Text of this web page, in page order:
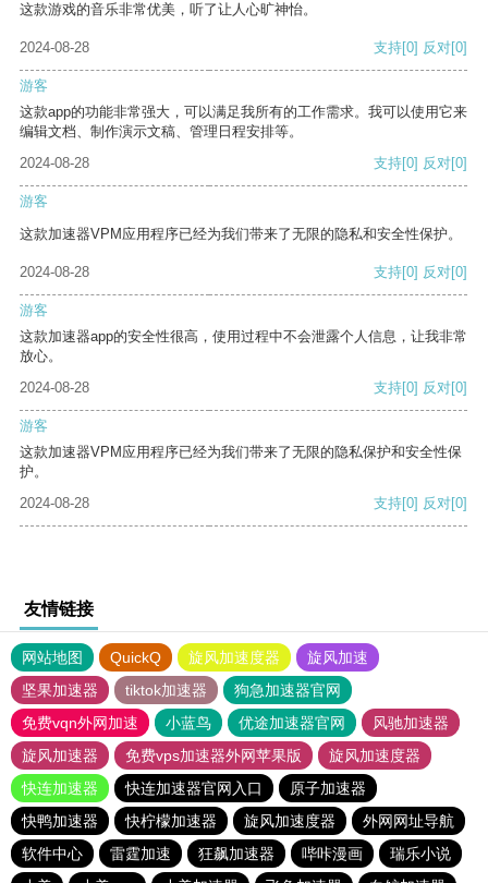
这款游戏的音乐非常优美，听了让人心旷神怡。
2024-08-28 支持[0] 反对[0]
游客
这款app的功能非常强大，可以满足我所有的工作需求。我可以使用它来
编辑文档、制作演示文稿、管理日程安排等。
2024-08-28
支持[0] 反对[0]
游客
这款加速器VPM应用程序已经为我们带来了无限的隐私和安全性保护。
2024-08-28 支持[0] 反对[0]
游客
这款加速器app的安全性很高，使用过程中不会泄露个人信息，让我非常
放心。
2024-08-28
支持[0] 反对[0]
游客
这款加速器VPM应用程序已经为我们带来了无限的隐私保护和安全性保
护。
2024-08-28
支持[0] 反对[0]
友情链接
网站地图 QuickQ 旋风加速度器
旋风加速
坚果加速器
tiktok加速器
狗急加速器官网
免费vqn外网加速
小蓝鸟 优途加速器官网
风驰加速器
旋风加速器
免费vps加速器外网苹果版
旋风加速度器
快连加速器
快连加速器官网入口
原子加速器
快鸭加速器
快柠檬加速器 旋风加速度器
外网网址导航
软件中心
雷霆加速 狂飙加速器 哔咔漫画
瑞乐小说